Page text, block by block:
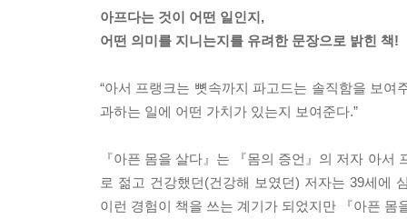
아프다는 것이 어떤 일인지,
어떤 의미를 지니는지를 유려한 문장으로 밝힌 책!
“아서 프랭크는 뼛속까지 파고드는 솔직함을 보
과하는 일에 어떤 가치가 있는지 보여준다.”
『아픈 몸을 살다』는 『몸의 증언』의 저자 아
로 젊고 건강했던(건강해 보였던) 저자는 39세에
이런 경험이 책을 쓰는 계기가 되었지만 『아픈